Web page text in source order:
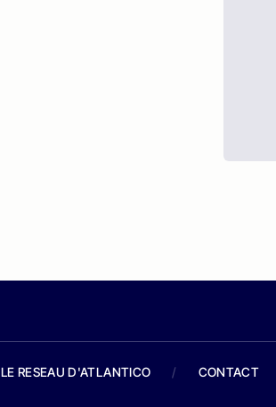
LE RESEAU D'ATLANTICO / CONTACT